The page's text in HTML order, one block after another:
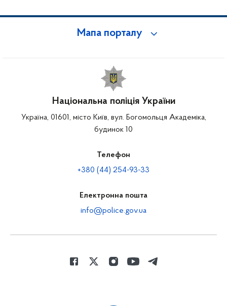
Мапа порталу
Національна поліція України
Україна, 01601, місто Київ, вул. Богомольця Академіка,
будинок 10
Телефон
+380 (44) 254-93-33
Електронна пошта
info@police.gov.ua